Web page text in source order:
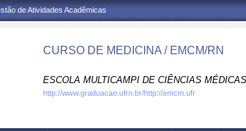
de Atividades Acadêmicas
CURSO DE MEDICINA / EMCM/RN
ESCOLA MULTICAMPI DE CIÊNCIAS
http://www.graduacao.ufrn.br/http://emcm.ufr